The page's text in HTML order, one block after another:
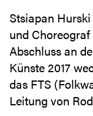
Stsiapan
und
Abschluss an
Künste 2017
das FTS
Leitung von